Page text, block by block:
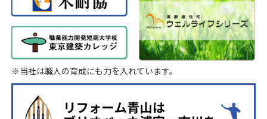
※当社は職人の育成にも力を入れています。